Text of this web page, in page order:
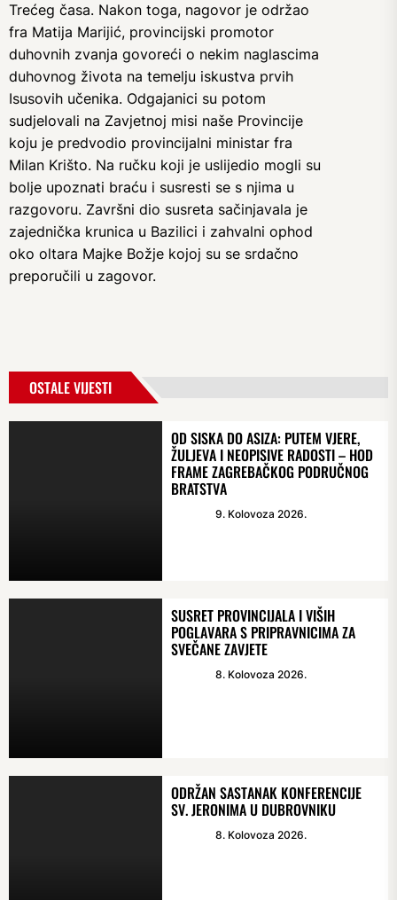
Trećeg časa. Nakon toga, nagovor je održao
fra Matija Marijić, provincijski promotor
duhovnih zvanja govoreći o nekim naglascima
duhovnog života na temelju iskustva prvih
Isusovih učenika. Odgajanici su potom
sudjelovali na Zavjetnoj misi naše Provincije
koju je predvodio provincijalni ministar fra
Milan Krišto. Na ručku koji je uslijedio mogli su
bolje upoznati braću i susresti se s njima u
razgovoru. Završni dio susreta sačinjavala je
zajednička krunica u Bazilici i zahvalni ophod
oko oltara Majke Božje kojoj su se srdačno
preporučili u zagovor.
OSTALE VIJESTI
OD SISKA DO ASIZA: PUTEM VJERE,
ŽULJEVA I NEOPISIVE RADOSTI – HOD
FRAME ZAGREBAČKOG PODRUČNOG
BRATSTVA
9. Kolovoza 2026.
SUSRET PROVINCIJALA I VIŠIH
POGLAVARA S PRIPRAVNICIMA ZA
SVEČANE ZAVJETE
8. Kolovoza 2026.
ODRŽAN SASTANAK KONFERENCIJE
SV. JERONIMA U DUBROVNIKU
8. Kolovoza 2026.